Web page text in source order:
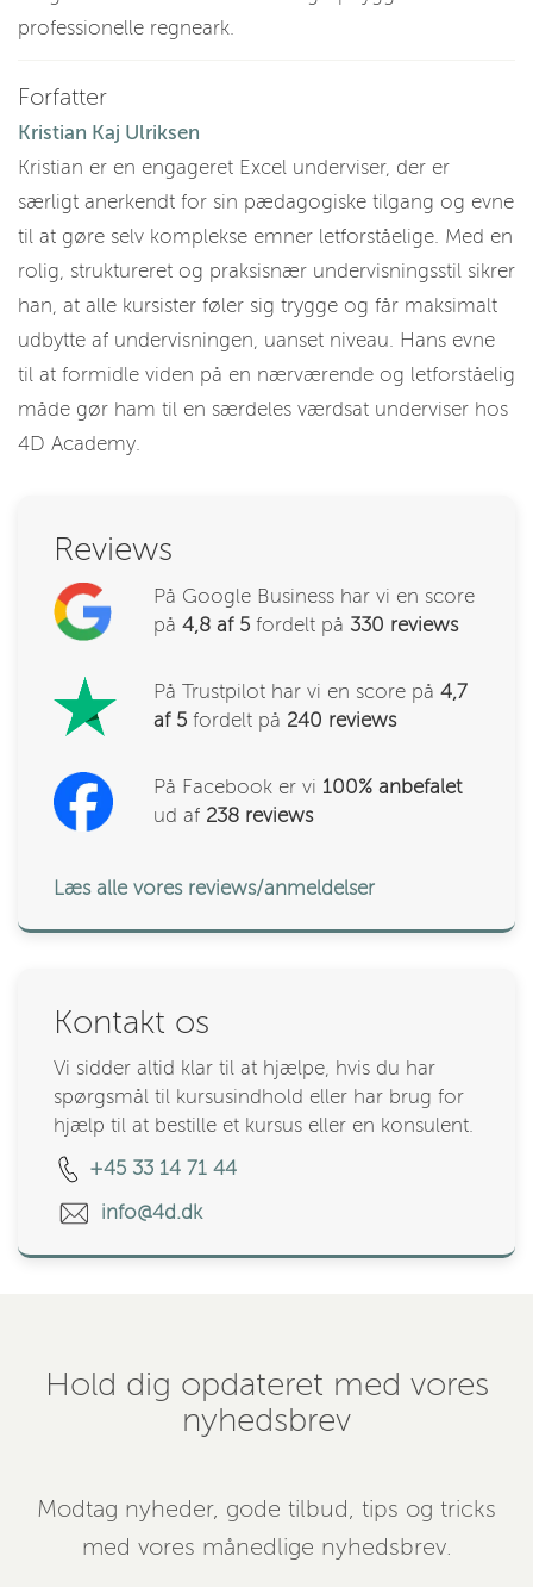
professionelle regneark.
Forfatter
Kristian Kaj Ulriksen
Kristian er en engageret Excel underviser, der er
særligt anerkendt for sin pædagogiske tilgang og evne
til at gøre selv komplekse emner letforståelige. Med en
rolig, struktureret og praksisnær undervisningsstil sikrer
han, at alle kursister føler sig trygge og får maksimalt
udbytte af undervisningen, uanset niveau. Hans evne
til at formidle viden på en nærværende og letforståelig
måde gør ham til en særdeles værdsat underviser hos
4D Academy.
Reviews
På Google Business har vi en score
på 4,8 af 5 fordelt på 330 reviews
På Trustpilot har vi en score på 4,7
af 5 fordelt på 240 reviews
På Facebook er vi 100% anbefalet
ud af 238 reviews
Læs alle vores reviews/anmeldelser
Kontakt os
Vi sidder altid klar til at hjælpe, hvis du har
spørgsmål til kursusindhold eller har brug for
hjælp til at bestille et kursus eller en konsulent.
+45 33 14 71 44
info@4d.dk
Hold dig opdateret med vores
nyhedsbrev
Modtag nyheder, gode tilbud, tips og tricks
med vores månedlige nyhedsbrev.